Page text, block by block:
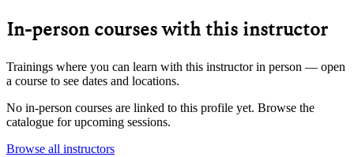
In-person courses with this instructor
Trainings where you can learn with this instructor in person — open
a course to see dates and locations.
No in-person courses are linked to this profile yet. Browse the
catalogue for upcoming sessions.
Browse all instructors